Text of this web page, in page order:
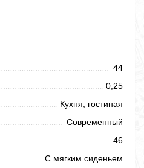
44
0,25
Кухня, гостиная
Современный
46
С мягким сиденьем